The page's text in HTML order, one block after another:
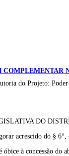
COMPLEMENTAR
do Projeto:
DO
acrescido do § 6°,
à concessão do